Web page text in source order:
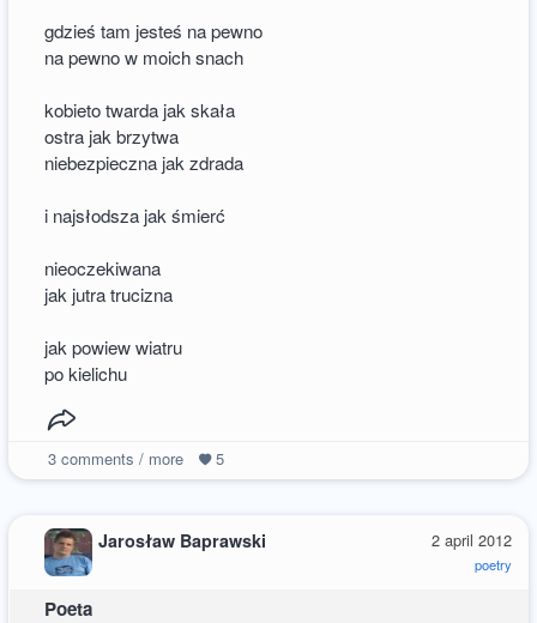
gdzieś tam jesteś na pewno
na pewno w moich snach
kobieto twarda jak skała
ostra jak brzytwa
niebezpieczna jak zdrada
i najsłodsza jak śmierć
nieoczekiwana
jak jutra trucizna
jak powiew wiatru
po kielichu
3comments / more 5
2 april 2012
poetry
Jarosław Baprawski
Poeta